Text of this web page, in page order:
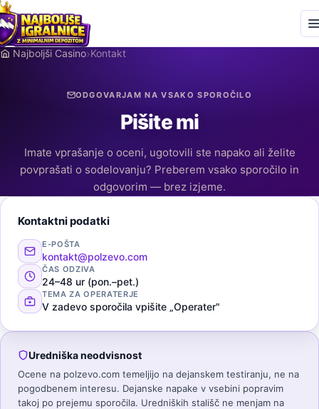
Najboljši Casino›Kontakt
ODGOVARJAM NA VSAKO SPOROČILO
Pišite mi
Imate vprašanje o oceni, ugotovili ste napako ali želite
povprašati o sodelovanju? Preberem vsako sporočilo in
odgovorim — brez izjeme.
Kontaktni podatki
E-POŠTA
kontakt@polzevo.com
ČAS ODZIVA
24–48 ur (pon.–pet.)
TEMA ZA OPERATERJE
V zadevo sporočila vpišite „Operater"
Uredniška neodvisnost
Ocene na polzevo.com temeljijo na dejanskem testiranju, ne na
pogodbenem interesu. Dejanske napake v vsebini popravim
takoj po prejemu sporočila. Uredniških stališč ne menjam na